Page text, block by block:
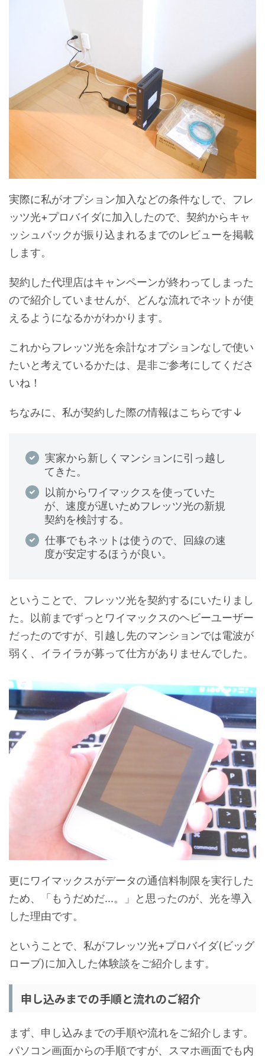
実際に私がオプション加入などの条件なしで、フレ
ッツ光+プロバイダに加入したので、契約からキャ
ッシュバックが振り込まれるまでのレビューを掲載
します。
契約した代理店はキャンペーンが終わってしまった
ので紹介していませんが、どんな流れでネットが使
えるようになるかがわかります。
これからフレッツ光を余計なオプションなしで使い
たいと考えているかたは、是非ご参考にしてくださ
いね！
ちなみに、私が契約した際の情報はこちらです↓
実家から新しくマンションに引っ越し
てきた。
以前からワイマックスを使っていた
が、速度が遅いためフレッツ光の新規
契約を検討する。
仕事でもネットは使うので、回線の速
度が安定するほうが良い。
ということで、フレッツ光を契約するにいたりまし
た。以前までずっとワイマックスのヘビーユーザー
だったのですが、引越し先のマンションでは電波が
弱く、イライラが募って仕方がありませんでした。
更にワイマックスがデータの通信料制限を実行した
ため、「もうだめだ...。」と思ったのが、光を導入
した理由です。
ということで、私がフレッツ光+プロバイダ(ビッグ
ローブ)に加入した体験談をご紹介します。
申し込みまでの手順と流れのご紹介
まず、申し込みまでの手順や流れをご紹介します。
パソコン画面からの手順ですが、スマホ画面でも内